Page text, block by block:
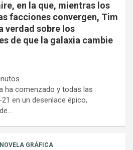
en la que, mientras los
facciones convergen, Tim
verdad sobre los
de que la galaxia cambie
ha comenzado y todas las
en un desenlace épico,
GRÁFICA